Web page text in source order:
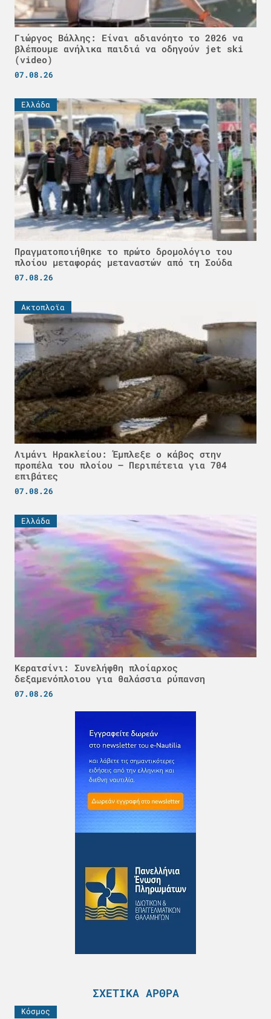
Γιώργος Βάλλης: Είναι αδιανόητο το 2026 να
βλέπουμε ανήλικα παιδιά να οδηγούν jet ski
(video)
07.08.26
Ελλάδα
Πραγματοποιήθηκε το πρώτο δρομολόγιο του
πλοίου μεταφοράς μεταναστών από τη Σούδα
07.08.26
Ακτοπλοϊα
Λιμάνι Ηρακλείου: Έμπλεξε ο κάβος στην
προπέλα του πλοίου – Περιπέτεια για 704
επιβάτες
07.08.26
Ελλάδα
Κερατσίνι: Συνελήφθη πλοίαρχος
δεξαμενόπλοιου για θαλάσσια ρύπανση
07.08.26
ΣΧΕΤΙΚΆ ΆΡΘΡΑ
Κόσμος